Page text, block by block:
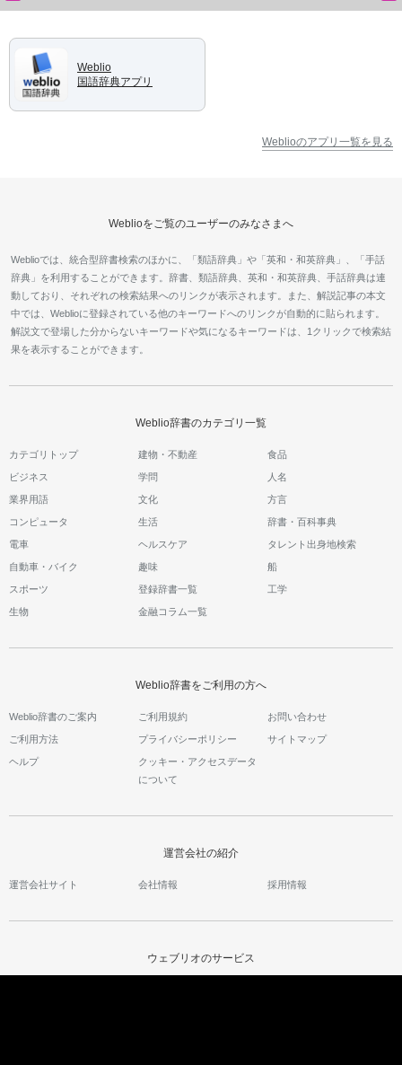
Weblio
国語辞典アプリ
Weblioのアプリ一覧を見る
Weblioをご覧のユーザーのみなさまへ
Weblioでは、統合型辞書検索のほかに、「類語辞典」や「英和・和英辞典」、「手話
辞典」を利用することができます。辞書、類語辞典、英和・和英辞典、手話辞典は連
動しており、それぞれの検索結果へのリンクが表示されます。また、解説記事の本文
中では、Weblioに登録されている他のキーワードへのリンクが自動的に貼られます。
解説文で登場した分からないキーワードや気になるキーワードは、1クリックで検索結
果を表示することができます。
Weblio辞書のカテゴリ一覧
カテゴリトップ 建物・不動産 食品
ビジネス 学問 人名
業界用語 文化 方言
コンピュータ 生活 辞書・百科事典
電車 ヘルスケア タレント出身地検索
自動車・バイク 趣味 船
スポーツ 登録辞書一覧 工学
生物 金融コラム一覧
Weblio辞書をご利用の方へ
Weblio辞書のご案内 ご利用規約 お問い合わせ
ご利用方法 プライバシーポリシー サイトマップ
ヘルプ
クッキー・アクセスデータ
について
運営会社の紹介
運営会社サイト 会社情報 採用情報
ウェブリオのサービス